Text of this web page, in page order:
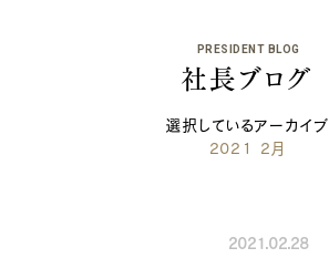
PRESIDENT BLOG
社長ブログ
選択しているアーカイブ
2021 2月
2021.02.28